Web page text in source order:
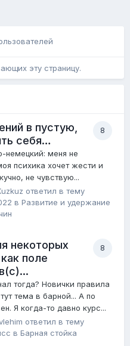
эту страницу.
8
в пустую,
себя…
немецкий: меня не
психика хочет жести и
не чувствую...
ответил в тему
в Pазвитие и удержание
8
некоторых
поле
тогда? Новички правила
тема в барной... А по
Я когда-то давно курс...
ответил в тему
в Барная стойка